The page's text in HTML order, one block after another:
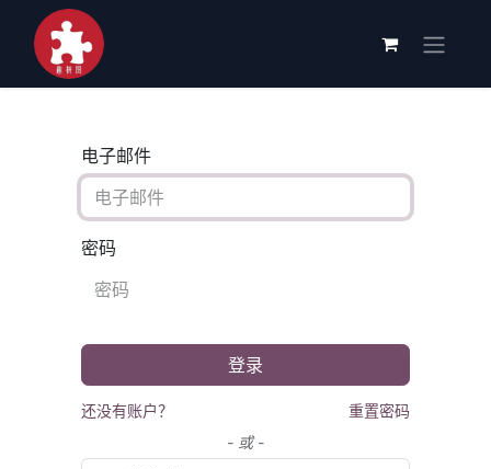
电子邮件
密码
登录
还没有账户？
重置密码
- 或 -